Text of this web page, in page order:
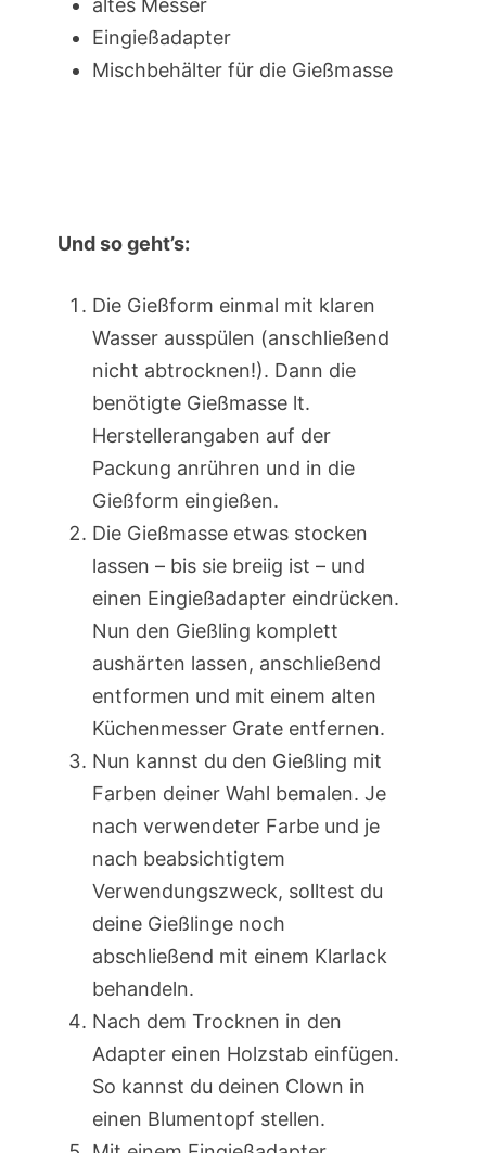
altes Messer
Eingießadapter
Mischbehälter für die Gießmasse
Und so geht’s:
Die Gießform einmal mit klaren
Wasser ausspülen (anschließend
nicht abtrocknen!). Dann die
benötigte Gießmasse lt.
Herstellerangaben auf der
Packung anrühren und in die
Gießform eingießen.
Die Gießmasse etwas stocken
lassen – bis sie breiig ist – und
einen Eingießadapter eindrücken.
Nun den Gießling komplett
aushärten lassen, anschließend
entformen und mit einem alten
Küchenmesser Grate entfernen.
Nun kannst du den Gießling mit
Farben deiner Wahl bemalen. Je
nach verwendeter Farbe und je
nach beabsichtigtem
Verwendungszweck, solltest du
deine Gießlinge noch
abschließend mit einem Klarlack
behandeln.
Nach dem Trocknen in den
Adapter einen Holzstab einfügen.
So kannst du deinen Clown in
einen Blumentopf stellen.